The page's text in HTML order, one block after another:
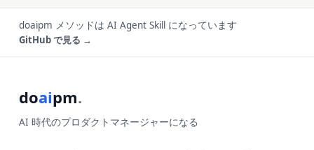
doaipm メソッドは AI Agent Skill になっています
GitHub で見る →
doaipm.
AI 時代のプロダクトマネージャーになる